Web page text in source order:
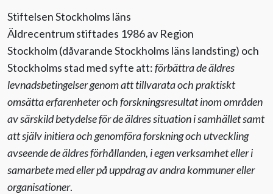
Kontakta oss
Kontakta oss
Evenemang
Aktuellt
Nyhetsbrev
Stiftelsen Stockholms läns
Äldrecentrumstiftades 1986av Region
Stockholm(dåvarande Stockholms läns landsting) och
Stockholms stad med syfte att:förbättra de äldres
levnadsbetingelsergenom att tillvarata och praktiskt
omsätta erfarenheter och forskningsresultat inom områden
av särskild betydelse för de äldres situation i samhället samt
att själv initiera och genomföra forskning och utveckling
avseende de äldres förhållanden, i egen verksamhet eller i
samarbete med eller på uppdrag av andra kommuner eller
organisationer.